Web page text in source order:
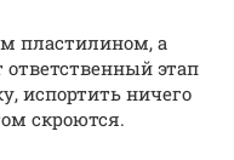
пластилином, а
этап
испортить ничего
скроются.